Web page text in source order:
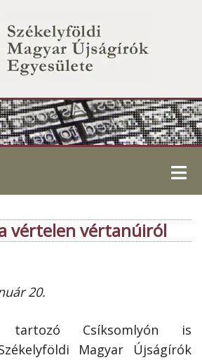
≡
vértelen vértanúiról
20.
tartozó Csíksomlyón is
Magyar Újságírók